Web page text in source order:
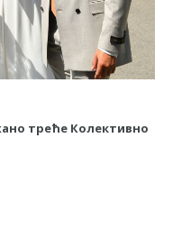
треће Колективно